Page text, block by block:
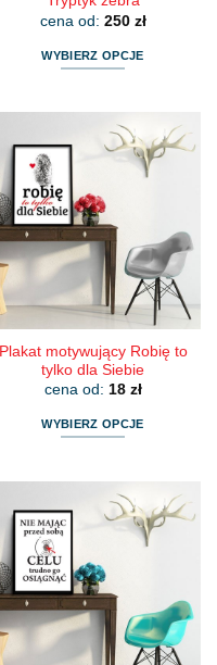
cena od: 250 zł
WYBIERZ OPCJE
wiele
wariantów.
Opcje
można
wybrać
na
stronie
produktu
Plakat motywujący Robię to
tylko dla Siebie
cena od: 18 zł
WYBIERZ OPCJE
wiele
wariantów.
Opcje
można
wybrać
na
stronie